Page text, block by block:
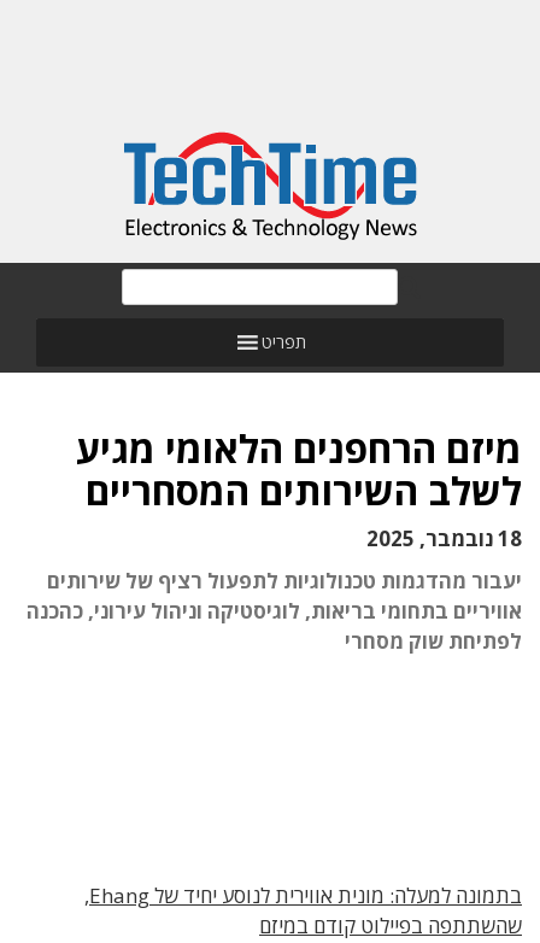
תפריט
מיזם הרחפנים הלאומי מגיע
לשלב השירותים המסחריים
18 נובמבר, 2025
יעבור מהדגמות טכנולוגיות לתפעול רציף של שירותים
אוויריים בתחומי בריאות, לוגיסטיקה וניהול עירוני, כהכנה
לפתיחת שוק מסחרי
בתמונה למעלה: מונית אווירית לנוסע יחיד של Ehang,
שהשתתפה בפיילוט קודם במיזם